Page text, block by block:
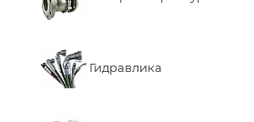
Гидравлика